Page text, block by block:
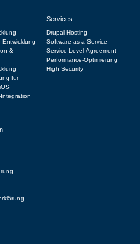
Entwicklung
&
für
Services
Drupal-Hosting
Software as a Service
Service-Level-Agreement
Performance-Optimierung
High Security